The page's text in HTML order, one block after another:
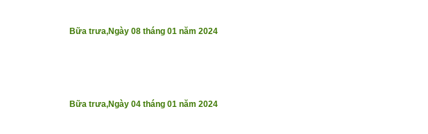
Bữa trưa,Ngày 08 tháng 01 năm 2024
Bữa trưa,Ngày 04 tháng 01 năm 2024